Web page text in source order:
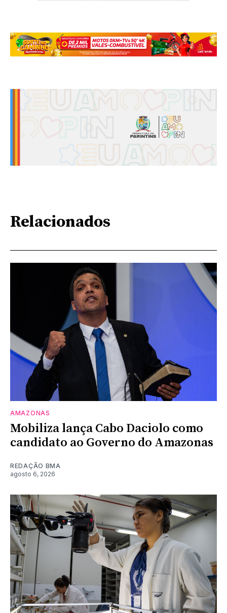
Relacionados
AMAZONAS
Mobiliza lança Cabo Daciolo como
candidato ao Governo do Amazonas
REDAÇÃO BMA
agosto 6, 2026